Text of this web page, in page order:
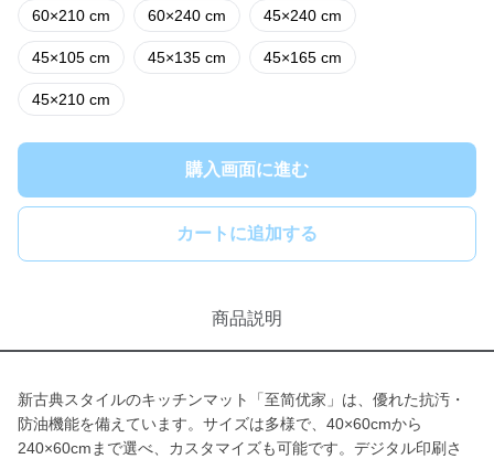
60×210 cm 60×240 cm 45×240 cm
45×105 cm 45×135 cm 45×165 cm
45×210 cm
購入画面に進む
カートに追加する
商品説明
新古典スタイルのキッチンマット「至简优家」は、優れた抗汚・
防油機能を備えています。サイズは多様で、40×60cmから
240×60cmまで選べ、カスタマイズも可能です。デジタル印刷さ